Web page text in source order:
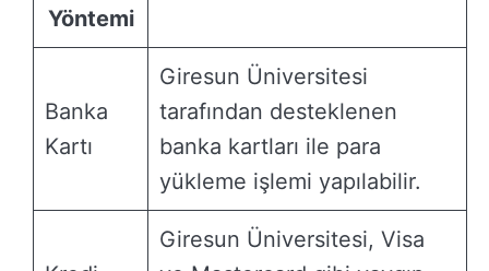
Yöntemi
Banka
Kartı
Giresun Üniversitesi
tarafından desteklenen
banka kartları ile para
yükleme işlemi yapılabilir.
Giresun Üniversitesi, Visa